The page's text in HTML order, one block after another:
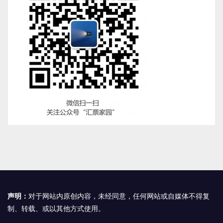
声明： 对于网站内原创内容，未经同意，任何网站或自媒体不得复
制、转载、或以其他方式使用。